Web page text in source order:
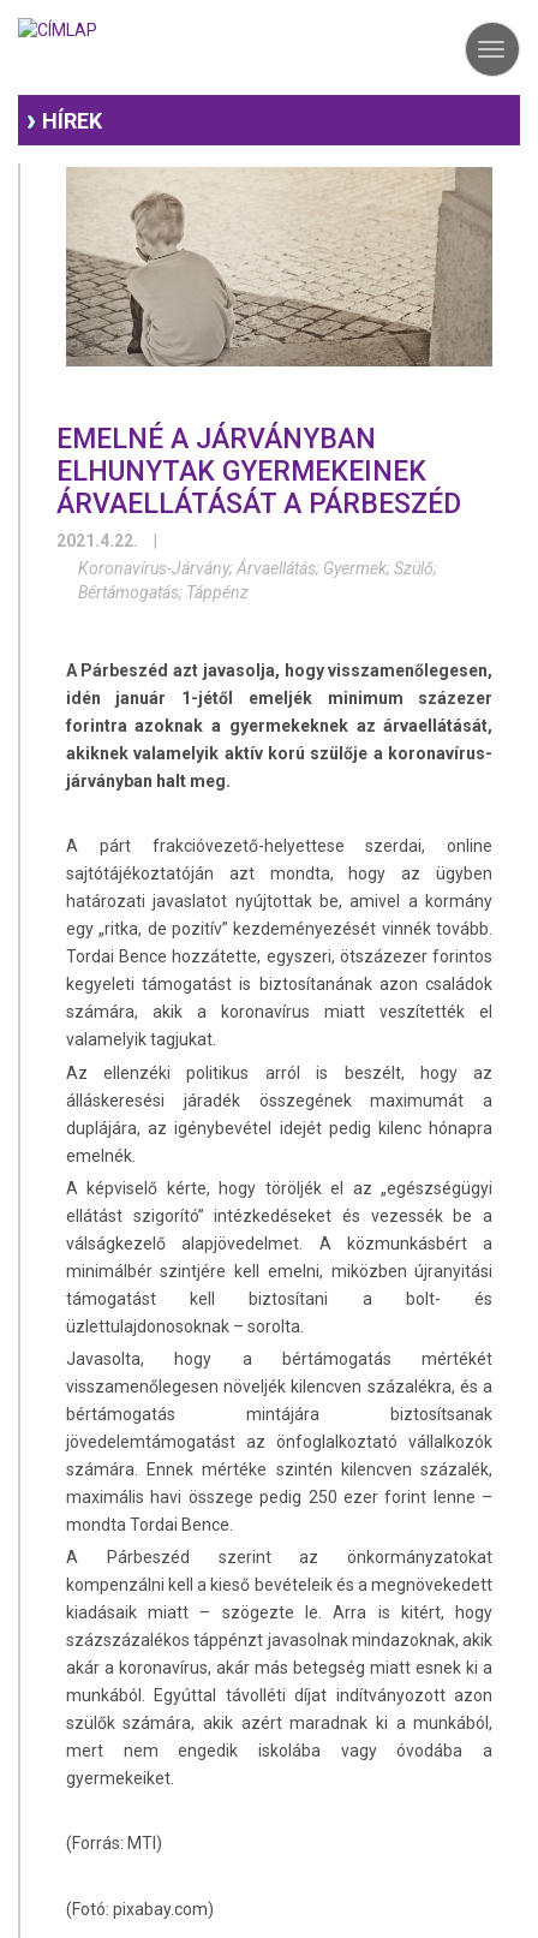
HÍREK
EMELNÉ A JÁRVÁNYBAN
ELHUNYTAK GYERMEKEINEK
ÁRVAELLÁTÁSÁT A PÁRBESZÉD
2021.4.22.
Koronavírus-Járvány; Árvaellátás; Gyermek; Szülő;
Bértámogatás; Táppénz
A Párbeszéd azt javasolja, hogy visszamenőlegesen,
idén január 1-jétől emeljék minimum százezer
forintra azoknak a gyermekeknek az árvaellátását,
akiknek valamelyik aktív korú szülője a koronavírus-
járványban halt meg.
A párt frakcióvezető-helyettese szerdai, online
sajtótájékoztatóján azt mondta, hogy az ügyben
határozati javaslatot nyújtottak be, amivel a kormány
egy „ritka, de pozitív” kezdeményezését vinnék tovább.
Tordai Bence hozzátette, egyszeri, ötszázezer forintos
kegyeleti támogatást is biztosítanának azon családok
számára, akik a koronavírus miatt veszítették el
valamelyik tagjukat.
Az ellenzéki politikus arról is beszélt, hogy az
álláskeresési járadék összegének maximumát a
duplájára, az igénybevétel idejét pedig kilenc hónapra
emelnék.
A képviselő kérte, hogy töröljék el az „egészségügyi
ellátást szigorító” intézkedéseket és vezessék be a
válságkezelő alapjövedelmet. A közmunkásbért a
minimálbér szintjére kell emelni, miközben újranyitási
támogatást kell biztosítani a bolt- és
üzlettulajdonosoknak – sorolta.
Javasolta, hogy a bértámogatás mértékét
visszamenőlegesen növeljék kilencven százalékra, és a
bértámogatás mintájára biztosítsanak
jövedelemtámogatást az önfoglalkoztató vállalkozók
számára. Ennek mértéke szintén kilencven százalék,
maximális havi összege pedig 250 ezer forint lenne –
mondta Tordai Bence.
A Párbeszéd szerint az önkormányzatokat
kompenzálni kell a kieső bevételeik és a megnövekedett
kiadásaik miatt – szögezte le. Arra is kitért, hogy
százszázalékos táppénzt javasolnak mindazoknak, akik
akár a koronavírus, akár más betegség miatt esnek ki a
munkából. Egyúttal távolléti díjat indítványozott azon
szülők számára, akik azért maradnak ki a munkából,
mert nem engedik iskolába vagy óvodába a
gyermekeiket.
(Forrás: MTI)
(Fotó: pixabay.com)